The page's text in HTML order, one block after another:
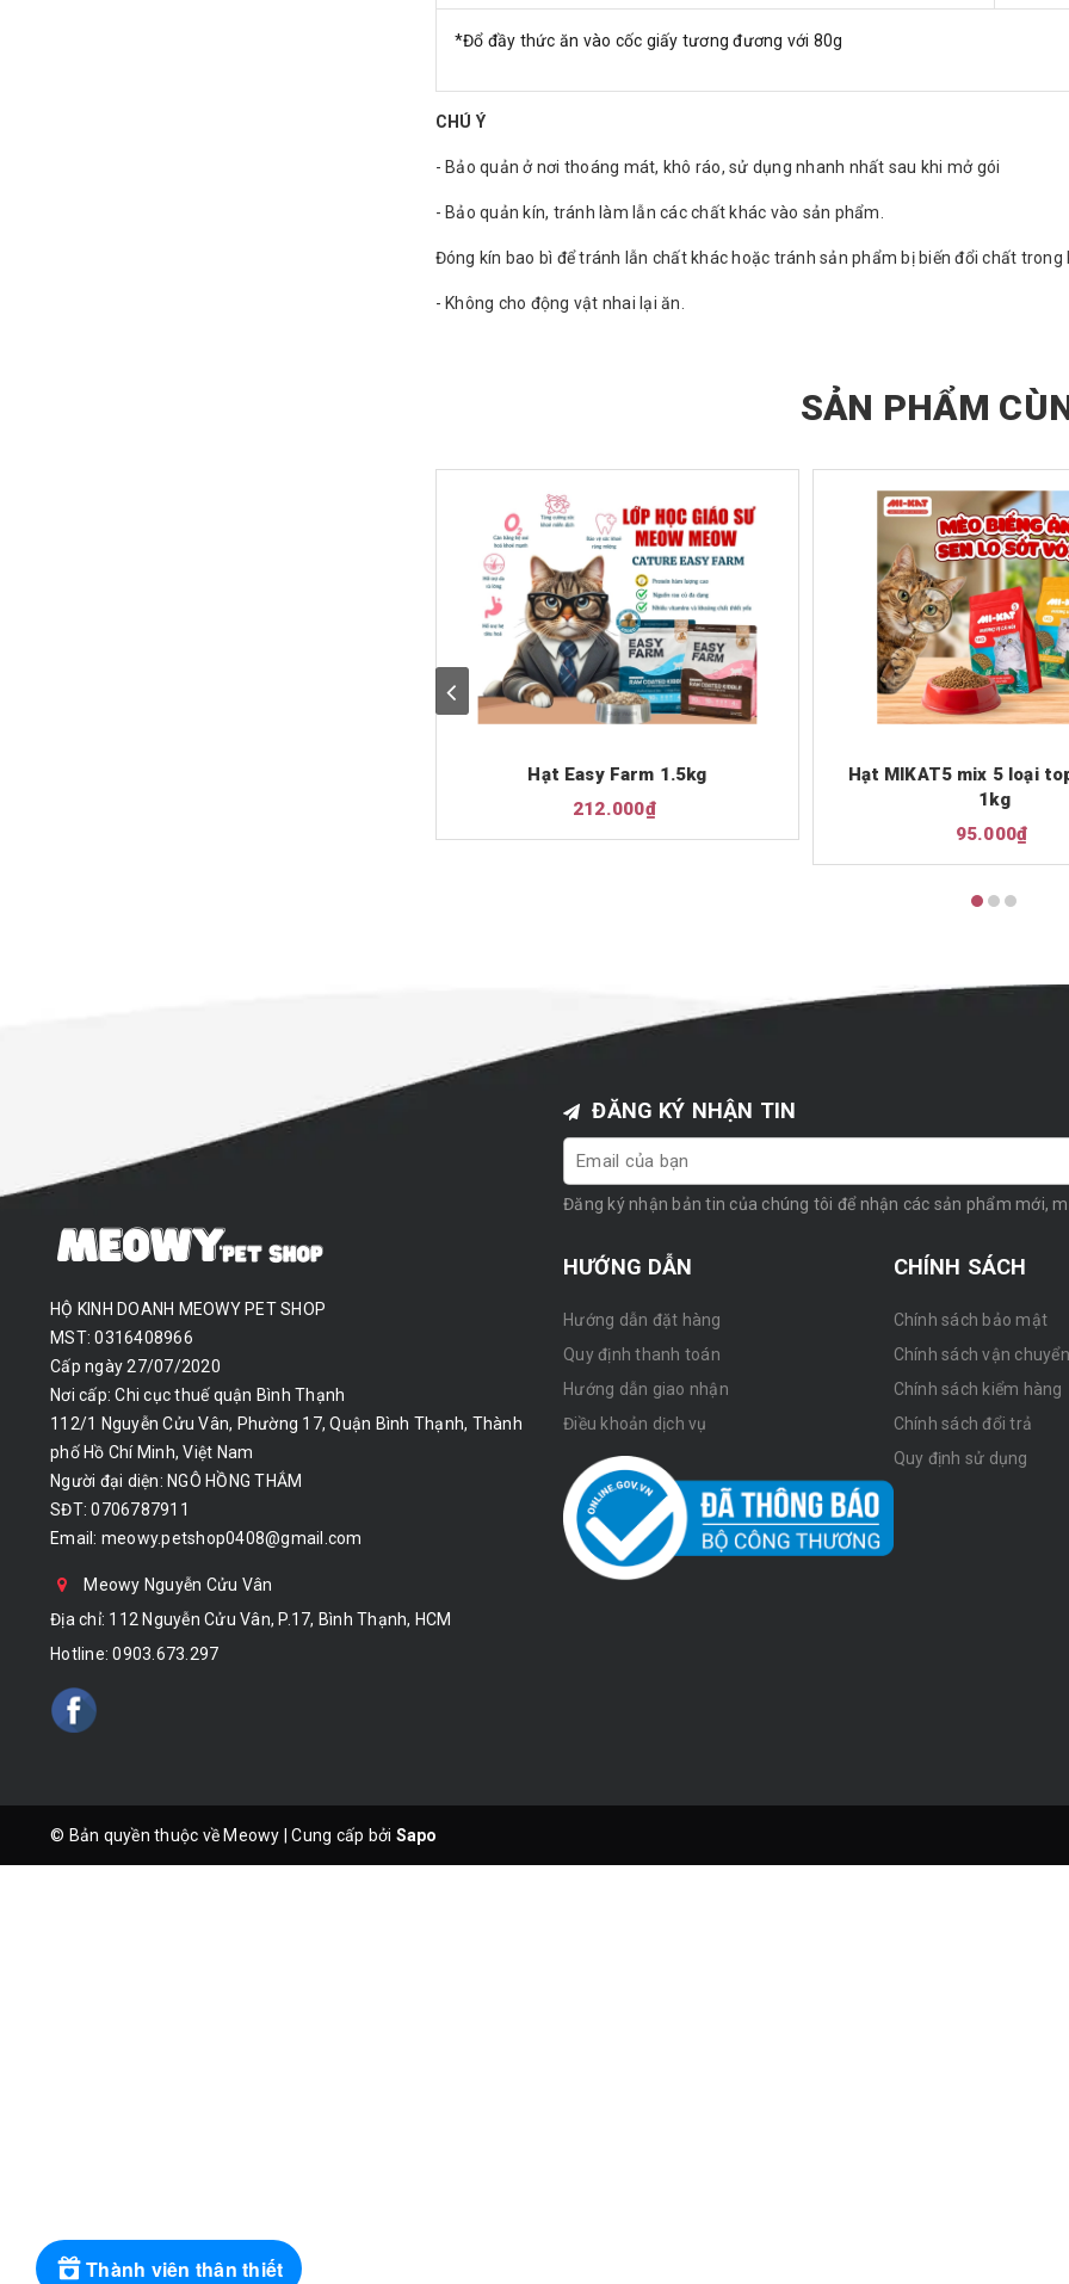
*Đổ đầy thức ăn vào cốc giấy tương đương với 80g
CHÚ Ý
- Bảo quản ở nơi thoáng mát, khô ráo, sử dụng nhanh nhất sau khi mở gói
- Bảo quản kín, tránh làm lẫn các chất khác vào sản phẩm.
Đóng kín bao bì để tránh lẫn chất khác hoặc tránh sản phẩm bị biến đổi chất trong
- Không cho động vật nhai lại ăn.
SẢN PHẨM
Hạt Easy Farm 1.5kg
212.000₫
Hạt MIKAT5 mix 5 loại
1kg
95.000₫
HỘ KINH DOANH MEOWY PET SHOP
MST: 0316408966
Cấp ngày 27/07/2020
Nơi cấp: Chi cục thuế quận Bình Thạnh
112/1 Nguyễn Cửu Vân, Phường 17, Quận Bình Thạnh, Thành
phố Hồ Chí Minh, Việt Nam
Người đại diện: NGÔ HỒNG THẮM
SĐT: 0706787911
Email: meowy.petshop0408@gmail.com
Meowy Nguyễn Cửu Vân
Địa chỉ: 112 Nguyễn Cửu Vân, P.17, Bình Thạnh, HCM
Hotline:0903.673.297
ĐĂNG KÝ NHẬN TIN
Đăng ký nhận bản tin của chúng tôi để nhận các sản phẩm mới,
HƯỚNG DẪN
Hướng dẫn đặt hàng
Quy định thanh toán
Hướng dẫn giao nhận
Điều khoản dịch vụ
CHÍNH SÁCH
Chính sách bảo mật
Chính sách vận chuyển
Chính sách kiểm hàng
Chính sách đổi trả
Quy định sử dụng
© Bản quyền thuộc về Meowy Cung cấp bởi Sapo
Thành viên thân thiết